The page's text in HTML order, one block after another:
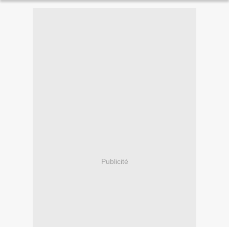
Publicité